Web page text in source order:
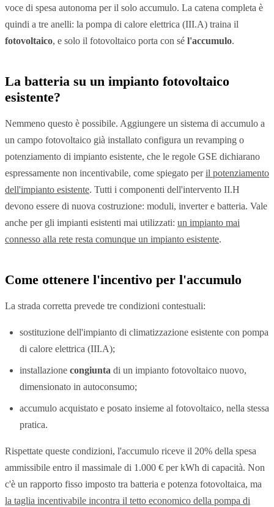
voce di spesa autonoma per il solo accumulo. La catena completa è
quindi a tre anelli: la pompa di calore elettrica (III.A) traina il
fotovoltaico, e solo il fotovoltaico porta con sé l'accumulo.
La batteria su un impianto fotovoltaico
esistente?
Nemmeno questo è possibile. Aggiungere un sistema di accumulo a
un campo fotovoltaico già installato configura un revamping o
potenziamento di impianto esistente, che le regole GSE dichiarano
espressamente non incentivabile, come spiegato peril potenziamento
dell'impianto esistente. Tutti i componenti dell'intervento II.H
devono essere di nuova costruzione: moduli, inverter e batteria. Vale
anche per gli impianti esistenti mai utilizzati: un impianto mai
connesso alla rete resta comunque un impianto esistente.
Come ottenere l'incentivo per l'accumulo
La strada corretta prevede tre condizioni contestuali:
sostituzione dell'impianto di climatizzazione esistente con pompa
di calore elettrica (III.A);
installazione congiunta di un impianto fotovoltaico nuovo,
dimensionato in autoconsumo;
accumulo acquistato e posato insieme al fotovoltaico, nella stessa
pratica.
Rispettate queste condizioni, l'accumulo riceve il 20% della spesa
ammissibile entro il massimale di 1.000 € per kWh di capacità. Non
c'è un rapporto fisso imposto tra batteria e potenza fotovoltaica, ma
la taglia incentivabile incontra il tetto economico della pompa di